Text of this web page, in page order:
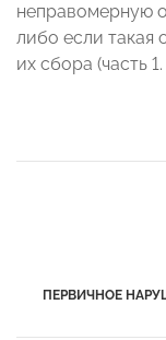
неправомерную
либо если такая
их сбора (часть
ПЕРВИЧНОЕ